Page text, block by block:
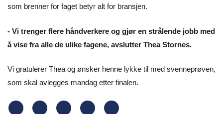
som brenner for faget betyr alt for bransjen.
- Vi trenger flere håndverkere og gjør en strålende jobb med
å vise fra alle de ulike fagene, avslutter Thea Stornes.
Vi gratulerer Thea og ønsker henne lykke til med svenneprøven,
som skal avlegges mandag etter finalen.